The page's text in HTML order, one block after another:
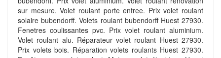
sur mesure. Volet roulant porte entree. Prix volet roulant
solaire bubendorff. Volets roulant bubendorff Huest 27930.
Fenetres coulissantes pvc. Prix volet roulant aluminium.
Volet roulant alu. Réparateur volet roulant Huest 27930.
Prix volets bois. Réparation volets roulants Huest 27930.